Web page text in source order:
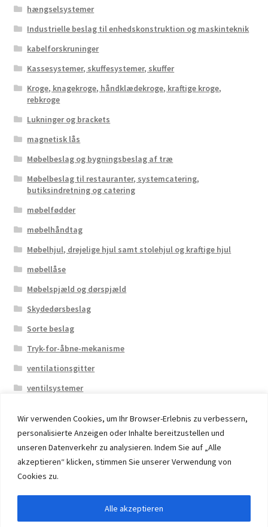
Wir verwenden Cookies, um Ihr Browser-Erlebnis zu verbessern,
personalisierte Anzeigen oder Inhalte bereitzustellen und
unseren Datenverkehr zu analysieren. Indem Sie auf „Alle
akzeptieren“ klicken, stimmen Sie unserer Verwendung von
Cookies zu.
Alle akzeptieren
hængselsystemer
Industrielle beslag til enhedskonstruktion og maskinteknik
kabelforskruninger
Kassesystemer, skuffesystemer, skuffer
Kroge, knagekroge, håndklædekroge, kraftige kroge,
rebkroge
Lukninger og brackets
magnetisk lås
Møbelbeslag og bygningsbeslag af træ
Møbelbeslag til restauranter, systemcatering,
butiksindretning og catering
møbelfødder
møbelhåndtag
Møbelhjul, drejelige hjul samt stolehjul og kraftige hjul
møbellåse
Møbelspjæld og dørspjæld
Skydedørsbeslag
Sorte beslag
Tryk-for-åbne-mekanisme
ventilationsgitter
ventilsystemer
© 2026 Eruon Trade UG, Germany, member of the ERUON